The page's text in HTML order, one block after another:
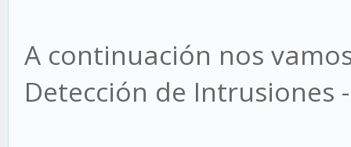
A continuación nos
Detección de Intrusiones